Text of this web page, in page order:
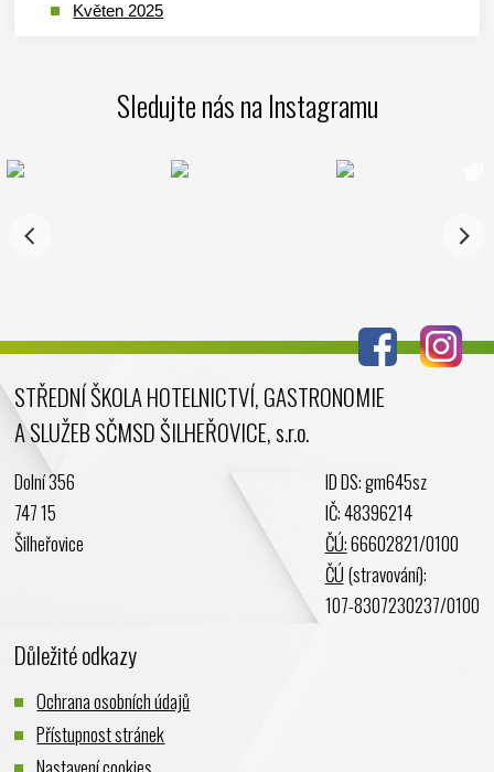
Květen 2025
Leden 2025
Listopad 2024
Duben 2024
Březen 2024
Leden 2024
Listopad 2023
Srpen 2023
Červen 2023
Květen 2023
Sledujte nás na Instagramu
STŘEDNÍ ŠKOLA HOTELNICTVÍ, GASTRONOMIE
A SLUŽEB SČMSD ŠILHEŘOVICE, s.r.o.
Dolní 356
747 15
Šilheřovice
ID DS: gm645sz
IČ: 48396214
ČÚ:66602821/0100
ČÚ (stravování):
107-8307230237/0100
Důležité odkazy
Ochrana osobních údajů
Přístupnost stránek